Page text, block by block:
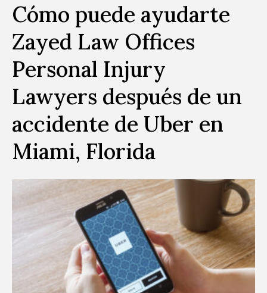
Cómo puede ayudarte
Zayed Law Offices
Personal Injury
Lawyers después de un
accidente de Uber en
Miami, Florida